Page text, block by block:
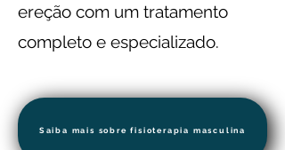
ereção com um tratamento
completo e especializado.
Saiba mais sobre fisioterapia masculina